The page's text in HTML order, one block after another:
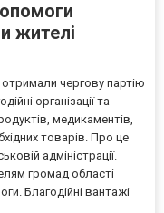
жителі
отримали чергову партію
організації та
медикаментів,
товарів. Про це
адміністрації.
громад області
Благодійні вантажі